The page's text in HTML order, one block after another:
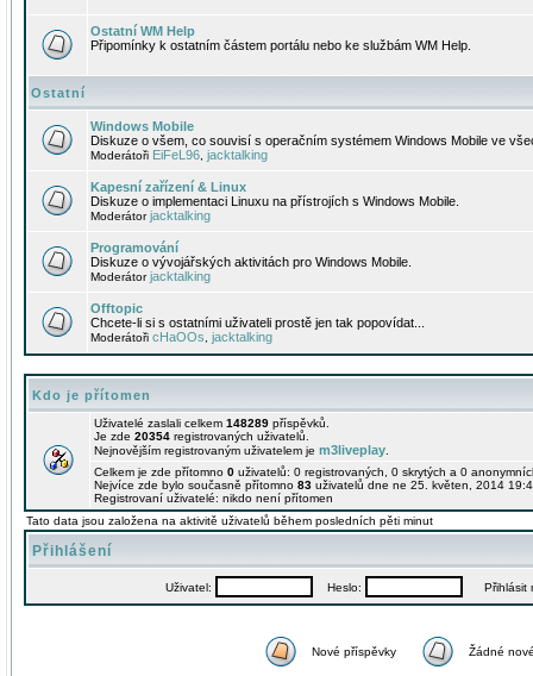
Ostatní WM Help
Připomínky k ostatním částem portálu nebo ke službám WM Help.
Ostatní
Windows Mobile
Diskuze o všem, co souvisí s operačním systémem Windows Mobile ve
Moderátoři EiFeL96 jacktalking
Kapesní zařízení & Linux
Diskuze o implementaci Linuxu na přístrojích s Windows Mobile.
Moderátorjacktalking
Programování
Diskuze o vývojářských aktivitách pro Windows Mobile.
Moderátorjacktalking
Offtopic
Chcete-li si s ostatními uživateli prostě jen tak popovídat...
Moderátoři cHaOOs jacktalking
Kdo je přítomen
Uživatelé zaslali celkem 148289 příspěvků.
Je zde 20354 registrovaných uživatelů.
Nejnovějším registrovaným uživatelem je m3liveplay
Celkem je zde přítomno 0 uživatelů: 0 registrovaných, 0 skrytých a 0
Nejvíce zde bylo současně přítomno 83 uživatelů dne ne 25. květen, 2014
Registrovaní uživatelé: nikdo není přítomen
Tato data jsou založena na aktivitě uživatelů během posledních pěti minut
Přihlášení
Uživatel: Heslo: Přihlásit
Nové příspěvky Žádné